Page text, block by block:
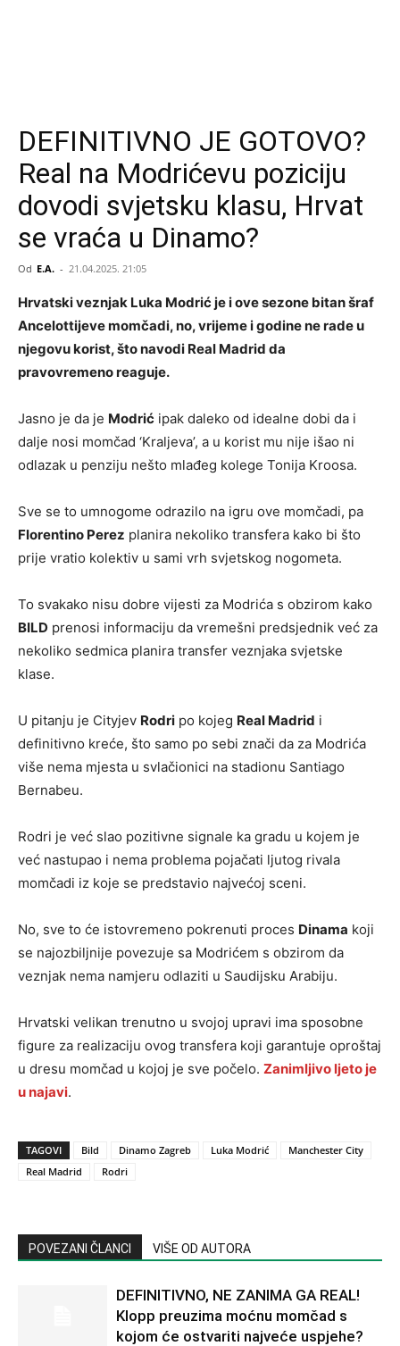
DEFINITIVNO JE GOTOVO?
Real na Modrićevu poziciju
dovodi svjetsku klasu, Hrvat
se vraća u Dinamo?
Od E.A. - 21.04.2025. 21:05
Hrvatski veznjak Luka Modrić je i ove sezone bitan šraf
Ancelottijeve momčadi, no, vrijeme i godine ne rade u
njegovu korist, što navodi Real Madrid da
pravovremeno reaguje.
Jasno je da je Modrić ipak daleko od idealne dobi da i
dalje nosi momčad ‘Kraljeva’, a u korist mu nije išao ni
odlazak u penziju nešto mlađeg kolege Tonija Kroosa.
Sve se to umnogome odrazilo na igru ove momčadi, pa
Florentino Perez planira nekoliko transfera kako bi što
prije vratio kolektiv u sami vrh svjetskog nogometa.
To svakako nisu dobre vijesti za Modrića s obzirom kako
BILD prenosi informaciju da vremešni predsjednik već za
nekoliko sedmica planira transfer veznjaka svjetske
klase.
U pitanju je Cityjev Rodri po kojeg Real Madrid i
definitivno kreće, što samo po sebi znači da za Modrića
više nema mjesta u svlačionici na stadionu Santiago
Bernabeu.
Rodri je već slao pozitivne signale ka gradu u kojem je
već nastupao i nema problema pojačati ljutog rivala
momčadi iz koje se predstavio najvećoj sceni.
No, sve to će istovremeno pokrenuti proces Dinama koji
se najozbiljnije povezuje sa Modrićem s obzirom da
veznjak nema namjeru odlaziti u Saudijsku Arabiju.
Hrvatski velikan trenutno u svojoj upravi ima sposobne
figure za realizaciju ovog transfera koji garantuje oproštaj
u dresu momčad u kojoj je sve počelo. Zanimljivo ljeto je
u najavi.
TAGOVI Bild Dinamo Zagreb Luka Modrić
Manchester City
Real Madrid
Rodri
POVEZANI ČLANCI VIŠE OD AUTORA
DEFINITIVNO, NE ZANIMA GA REAL!
Klopp preuzima moćnu momčad s
kojom će ostvariti najveće uspjehe?